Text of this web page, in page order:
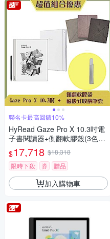
聯名卡最高回饋10%
HyRead Gaze Pro X 10.3吋電
子書閱讀器+側翻軟膠殼(3色任
選)+磁吸筆套 (組合)
$17,718 $18,318
限時下殺
券 贈品
加入購物車